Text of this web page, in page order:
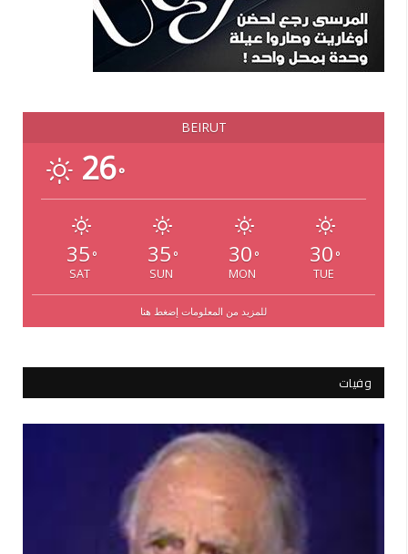
BEIRUT
26°
35 °
SAT
35 °
SUN
30 °
MON
30 °
TUE
للمزيد من المعلومات إضغط هنا
وفيات